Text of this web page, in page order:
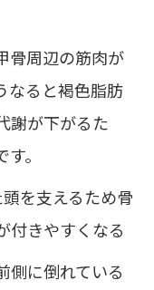
骨周辺の筋肉が
なると褐色脂肪
謝が下がるた
。
を支えるため骨
付きやすくなる
側に倒れている